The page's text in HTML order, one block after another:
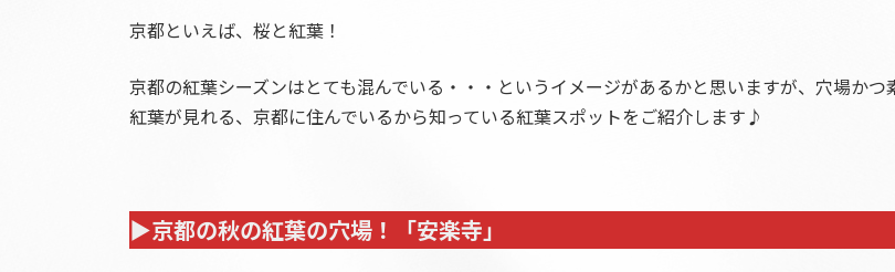
新
時
:
京都といえば、桜と紅葉！
京都の紅葉シーズンはとても混んでいる・・・というイメージがあるかと思いますが、穴場かつ
紅葉が見れる、京都に住んでいるから知っている紅葉スポットをご紹介します♪
▶京都の秋の紅葉の穴場！「安楽寺」